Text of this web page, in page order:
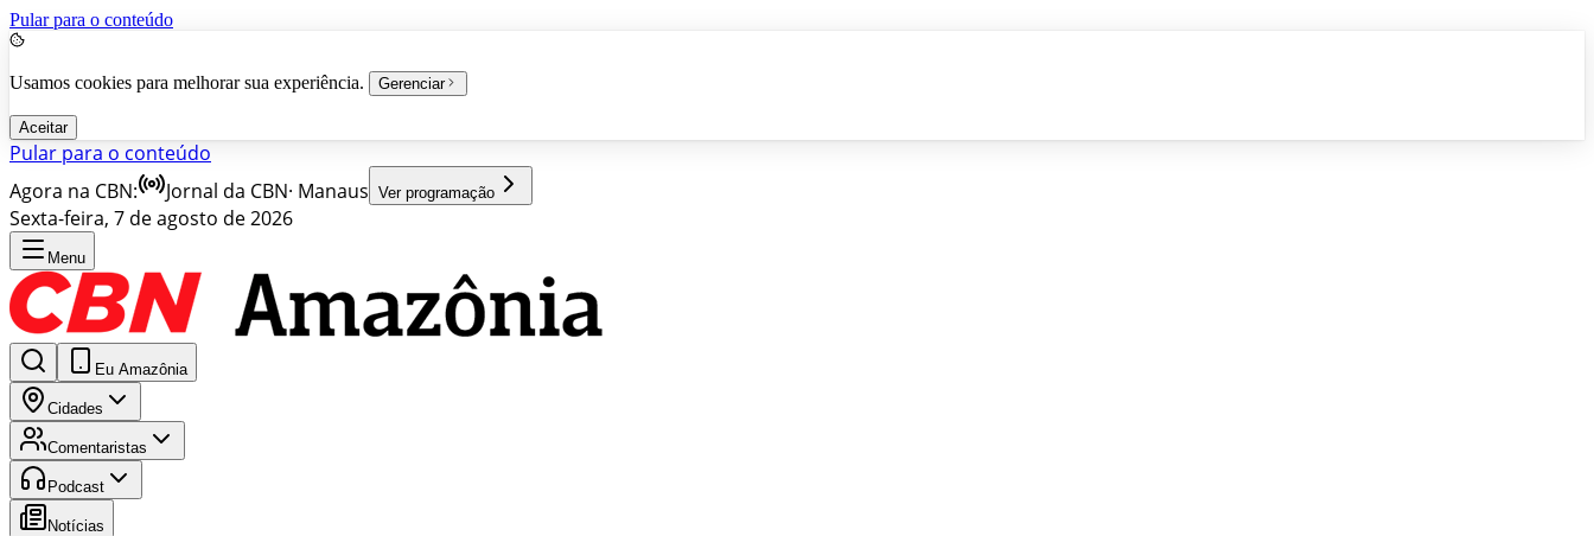
Pular para o conteúdo
Usamos cookies para melhorar sua experiência. Gerenciar
Aceitar
Pular para o conteúdo
Agora na CBN:
Jornal da CBN· Manaus Ver programação
Sexta-feira, 7 de agosto de 2026
Menu
Eu Amazônia
Cidades
Comentaristas
Podcast
Notícias